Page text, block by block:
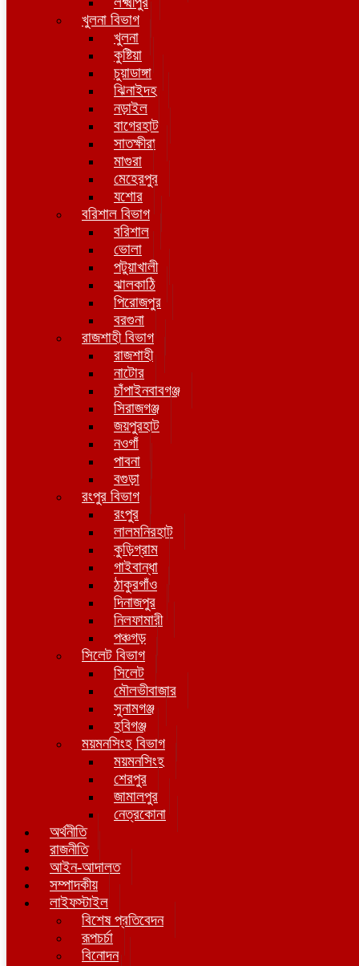
খুলনা বিভাগ
খুলনা
কুষ্টিয়া
চুয়াডাঙ্গা
ঝিনাইদহ
নড়াইল
বাগেরহাট
সাতক্ষীরা
মাগুরা
মেহেরপুর
যশোর
বরিশাল বিভাগ
বরিশাল
ভোলা
পটুয়াখালী
ঝালকাঠি
পিরোজপুর
বরগুনা
রাজশাহী বিভাগ
রাজশাহী
নাটোর
চাঁপাইনবাবগঞ্জ
সিরাজগঞ্জ
জয়পুরহাট
নওগাঁ
পাবনা
বগুড়া
রংপুর বিভাগ
রংপুর
লালমনিরহাট
কুড়িগ্রাম
গাইবান্ধা
ঠাকুরগাঁও
দিনাজপুর
নিলফামারী
পঞ্চগড়
সিলেট বিভাগ
সিলেট
মৌলভীবাজার
সুনামগঞ্জ
হবিগঞ্জ
ময়মনসিংহ বিভাগ
ময়মনসিংহ
শেরপুর
জামালপুর
নেত্রকোনা
অর্থনীতি
রাজনীতি
আইন-আদালত
সম্পাদকীয়
লাইফস্টাইল
বিশেষ প্রতিবেদন
রূপচর্চা
বিনোদন